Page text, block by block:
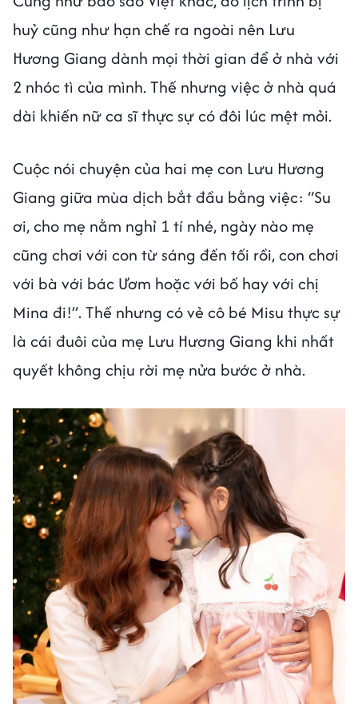
huỷ cũng như hạn chế ra ngoài nên Lưu
Hương Giang dành mọi thời gian để ở nhà với
2 nhóc tì của mình. Thế nhưng việc ở nhà quá
dài khiến nữ ca sĩ thực sự có đôi lúc mệt mỏi.
Cuộc nói chuyện của hai mẹ con Lưu Hương
Giang giữa mùa dịch bắt đầu bằng việc: “Su
ơi, cho mẹ nằm nghỉ 1 tí nhé, ngày nào mẹ
cũng chơi với con từ sáng đến tối rồi, con chơi
với bà với bác Ươm hoặc với bố hay với chị
Mina đi!”. Thế nhưng có vẻ cô bé Misu thực sự
là cái đuôi của mẹ Lưu Hương Giang khi nhất
quyết không chịu rời mẹ nửa bước ở nhà.